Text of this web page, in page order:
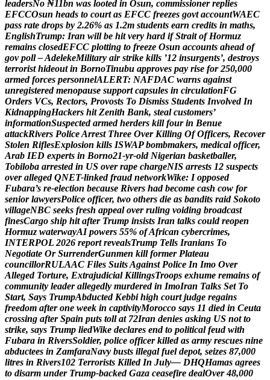
leadersNo ₦11bn was looted in Osun, commissioner replies
EFCCOsun heads to court as EFCC freezes govt accountWAEC
pass rate drops by 2.26% as 1.2m students earn credits in maths,
EnglishTrump: Iran will be hit very hard if Strait of Hormuz
remains closedEFCC plotting to freeze Osun accounts ahead of
gov poll –AdelekeMilitary air strike kills ’12 insurgents’, destroys
terrorist hideout in BornoTinubu approves pay rise for 250,000
armed forces personnelALERT: NAFDAC warns against
unregistered menopause support capsules in circulationFG
Orders VCs, Rectors, Provosts To Dismiss Students Involved In
KidnappingHackers hit Zenith Bank, steal customers’
informationSuspected armed herders kill four in Benue
attackRivers PoliceArrest Three Over Killing Of Officers, Recover
Stolen RiflesExplosion kills ISWAP bombmakers, medical officer,
Arab IED experts in Borno21-yr-old Nigerian basketballer,
Tobiloba arrested in US over rape chargeNIS arrests 12 suspects
over alleged QNET-linked fraud networkWike: I opposed
Fubara’s re-election because Rivers had become cash cow for
senior lawyersPolice officer, two others die as bandits raid Sokoto
villageNBC seeks fresh appeal over ruling voiding broadcast
finesCargo ship hit after Trump insists Iran talks could reopen
Hormuz waterwayAI powers 55% ofAfrican cybercrimes,
INTERPOL 2026 report revealsTrump Tells Iranians To
Negotiate Or SurrenderGunmen kill former Plateau
councillorRULAAC Files SuitsAgainst Police In Imo Over
Alleged Torture, Extrajudicial KillingsTroops exhume remains of
community leader allegedly murdered in ImoIran Talks Set To
Start, Says TrumpAbducted Kebbi high court judge regains
freedom after one week in captivityMorocco says 11 died in Ceuta
crossing after Spain puts toll at 72Iran denies asking US not to
strike, says Trump liedWike declares end to political feud with
Fubara in RiversSoldier, police officer killed as army rescues nine
abductees in ZamfaraNavy busts illegal fuel depot, seizes 87,000
litres in Rivers102 Terrorists Killed In July— DHQHamas agrees
to disarm under Trump-backed Gaza ceasefire dealOver 48,000